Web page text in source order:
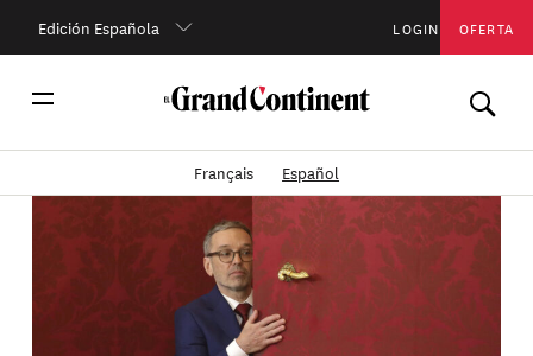
Edición Española LOGIN OFERTA
Français Español